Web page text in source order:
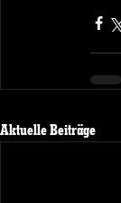
Aktuelle Beiträge